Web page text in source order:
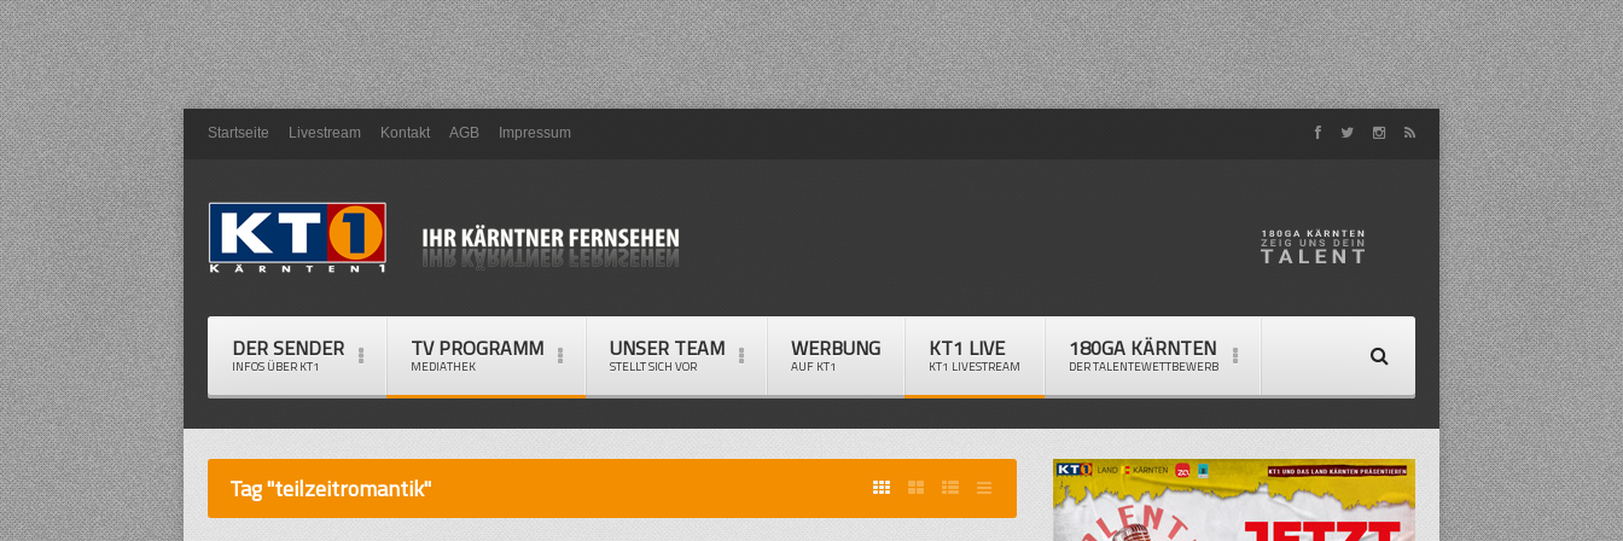
Startseite Livestream Kontakt AGB Impressum
DER SENDER
INFOS ÜBER KT1
TV PROGRAMM
MEDIATHEK
UNSER TEAM
STELLT SICH VOR
WERBUNG
AUF KT1
KT1 LIVE
KT1 LIVESTREAM
180GA KÄRNTEN
DER TALENTEWETTBEWERB
Tag "teilzeitromantik"